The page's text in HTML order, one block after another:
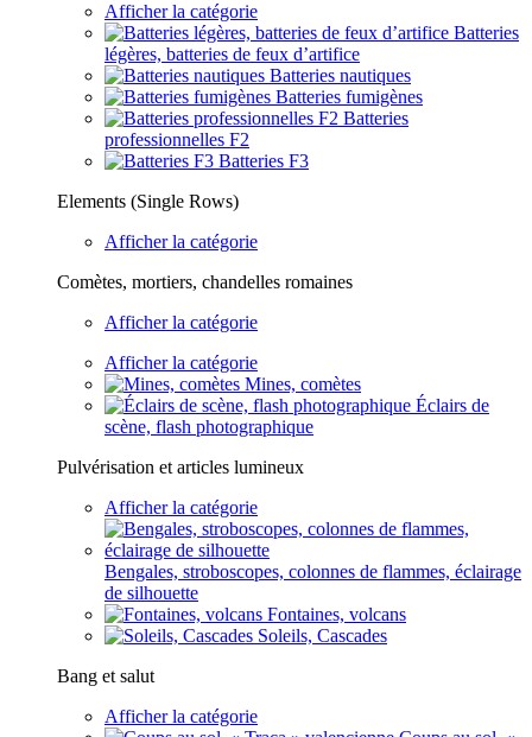
Afficher la catégorie
Batteries
légères, batteries de feux d’artifice
Batteries nautiques
Batteries fumigènes
Batteries
professionnelles F2
Batteries F3
Elements (Single Rows)
Afficher la catégorie
Comètes, mortiers, chandelles romaines
Afficher la catégorie
Afficher la catégorie
Mines, comètes
Éclairs de
scène, flash photographique
Pulvérisation et articles lumineux
Afficher la catégorie
Bengales, stroboscopes, colonnes de flammes, éclairage
de silhouette
Fontaines, volcans
Soleils, Cascades
Bang et salut
Afficher la catégorie